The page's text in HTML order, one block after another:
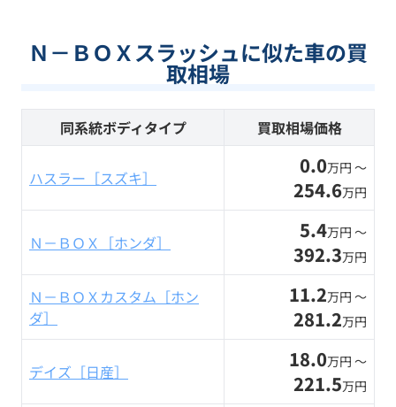
Ｎ－ＢＯＸスラッシュに似た車の買
取相場
同系統ボディタイプ 買取相場価格
ハスラー［スズキ］ 0.0万円 〜
254.6万円
Ｎ－ＢＯＸ［ホンダ］ 5.4万円 〜
392.3万円
Ｎ－ＢＯＸカスタム［ホン
ダ］
11.2万円 〜
281.2万円
デイズ［日産］ 18.0万円 〜
221.5万円